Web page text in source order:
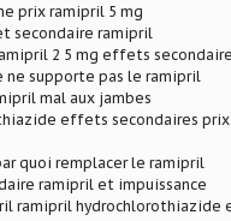
prix ramipril 5 mg
secondaire ramipril
2 5 mg effets
supporte pas le ramipril
mal aux jambes
effets secondaires prix
quoi remplacer le ramipril
ramipril et impuissance
ramipril hydrochlorothiazide